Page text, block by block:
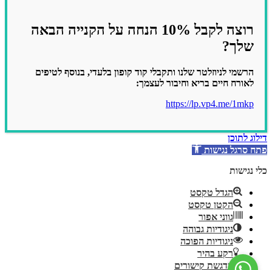
רוצה לקבל 10% הנחה על הקנייה הבאה
שלך?
הרשמי לניוזלטר שלנו ותקבלי קוד קופון בלעדי, בנוסף לטיפים
לאורח חיים בריא וחיבור לעצמך:
https://lp.vp4.me/1mkp
דילוג לתוכן
פתח סרגל נגישות
כלי נגישות
הגדל טקסט
הקטן טקסט
גווני אפור
ניגודיות גבוהה
ניגודיות הפוכה
רקע בהיר
הדגשת קישורים